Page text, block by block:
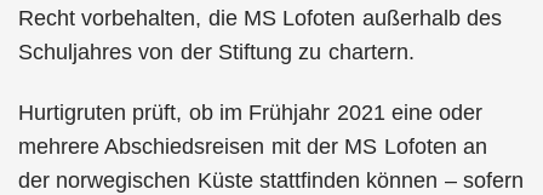
Recht vorbehalten, die MS Lofoten außerhalb des
Schuljahres von der Stiftung zu chartern.
Hurtigruten prüft, ob im Frühjahr 2021 eine oder
mehrere Abschiedsreisen mit der MS Lofoten an
der norwegischen Küste stattfinden können – sofern